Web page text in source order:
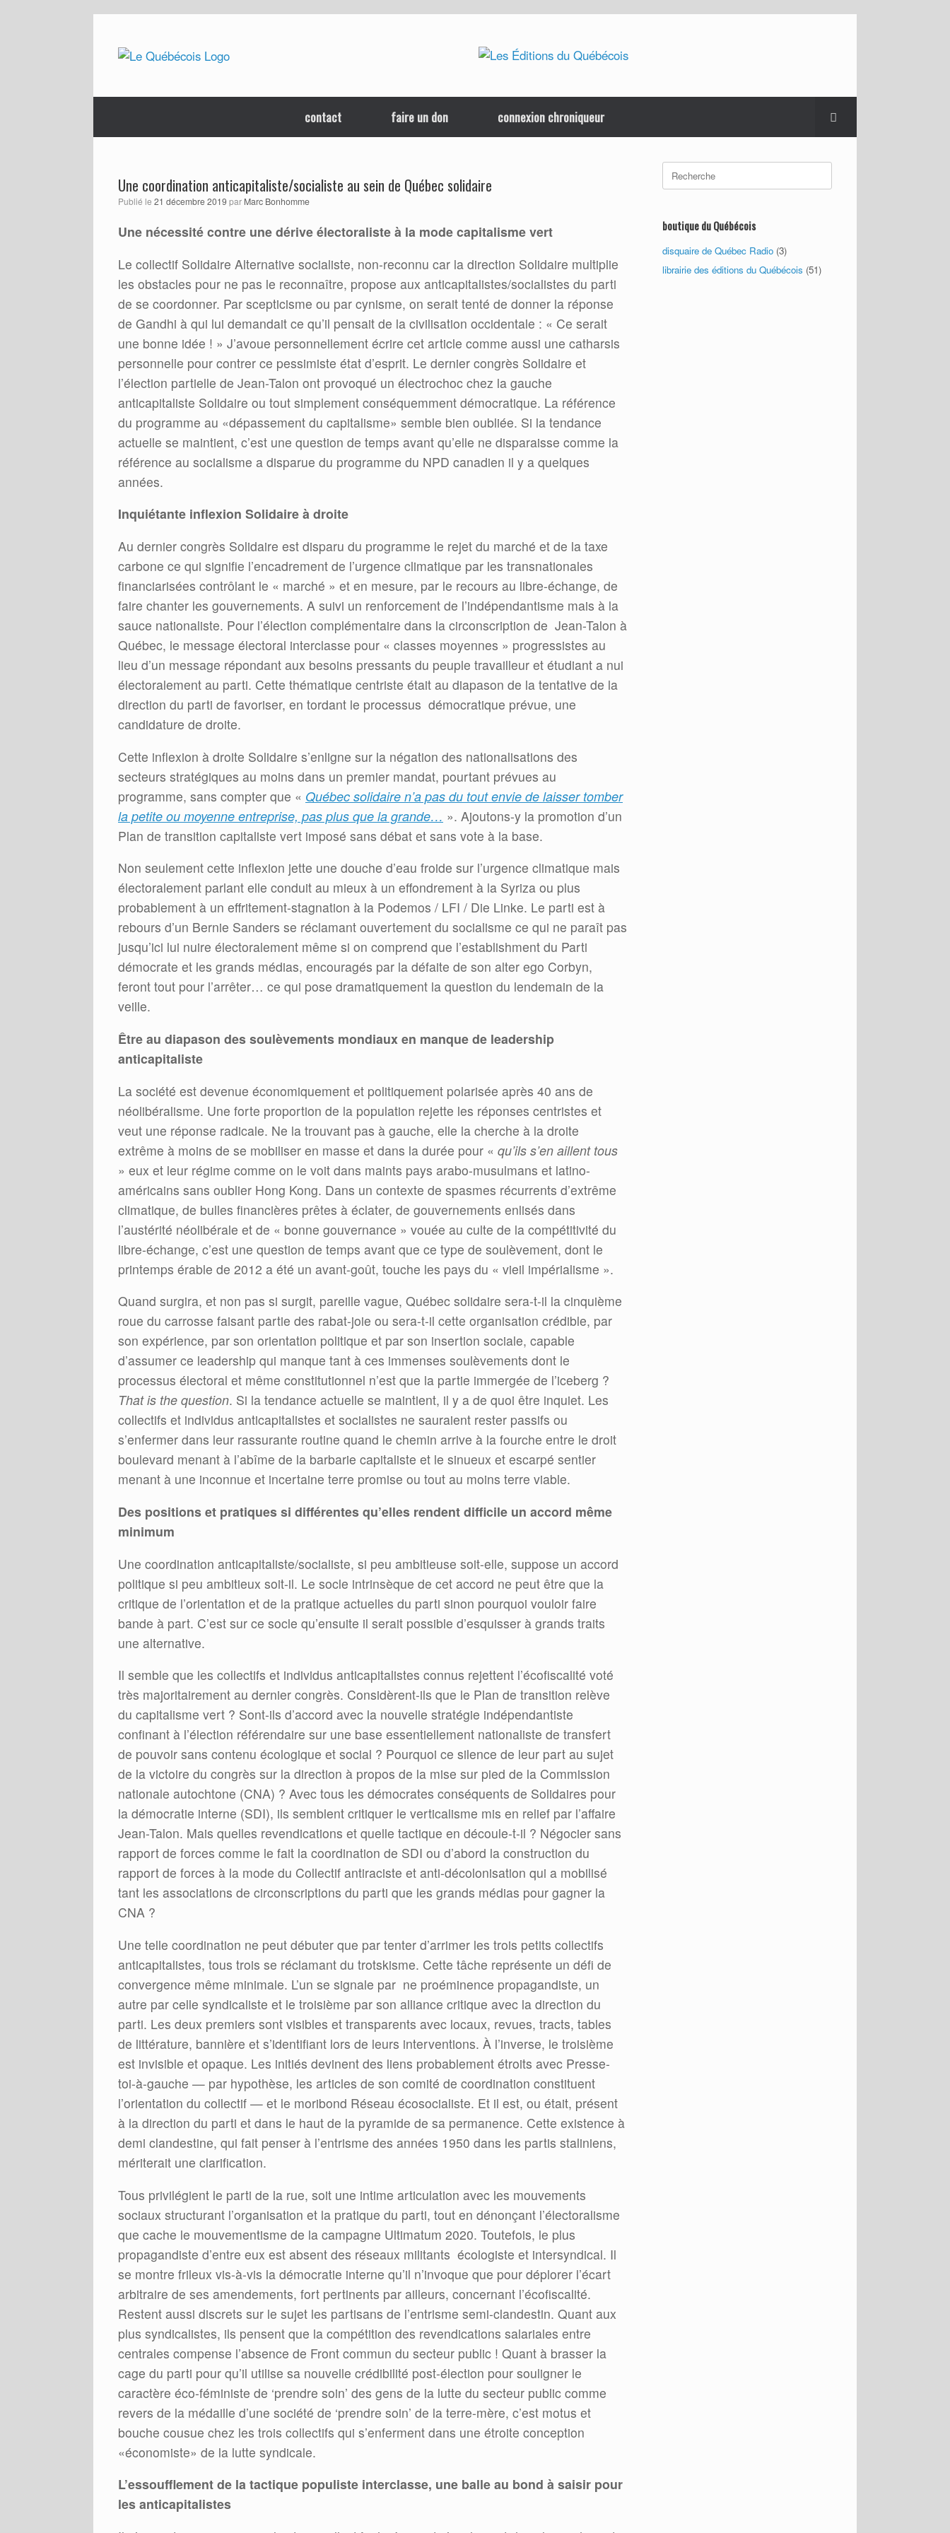
content
contact faire un don connexion chroniqueur
Une coordination anticapitaliste/socialiste au sein de Québec solidaire
Publié le 21 décembre 2019 par Marc Bonhomme
Une nécessité contre une dérive électoraliste à la mode capitalisme vert
Le collectif Solidaire Alternative socialiste, non-reconnu car la direction Solidaire multiplie
les obstacles pour ne pas le reconnaître, propose aux anticapitalistes/socialistes du parti
de se coordonner. Par scepticisme ou par cynisme, on serait tenté de donner la réponse
de Gandhi à qui lui demandait ce qu’il pensait de la civilisation occidentale : « Ce serait
une bonne idée ! » J’avoue personnellement écrire cet article comme aussi une catharsis
personnelle pour contrer ce pessimiste état d’esprit. Le dernier congrès Solidaire et
l’élection partielle de Jean-Talon ont provoqué un électrochoc chez la gauche
anticapitaliste Solidaire ou tout simplement conséquemment démocratique. La référence
du programme au «dépassement du capitalisme» semble bien oubliée. Si la tendance
actuelle se maintient, c’est une question de temps avant qu’elle ne disparaisse comme la
référence au socialisme a disparue du programme du NPD canadien il y a quelques
années.
Inquiétante inflexion Solidaire à droite
Au dernier congrès Solidaire est disparu du programme le rejet du marché et de la taxe
carbone ce qui signifie l’encadrement de l’urgence climatique par les transnationales
financiarisées contrôlant le « marché » et en mesure, par le recours au libre-échange, de
faire chanter les gouvernements. A suivi un renforcement de l’indépendantisme mais à la
sauce nationaliste. Pour l’élection complémentaire dans la circonscription de Jean-Talon à
Québec, le message électoral interclasse pour « classes moyennes » progressistes au
lieu d’un message répondant aux besoins pressants du peuple travailleur et étudiant a nui
électoralement au parti. Cette thématique centriste était au diapason de la tentative de la
direction du parti de favoriser, en tordant le processus démocratique prévue, une
candidature de droite.
Cette inflexion à droite Solidaire s’enligne sur la négation des nationalisations des
secteurs stratégiques au moins dans un premier mandat, pourtant prévues au
programme, sans compter que « Québec solidaire n’a pas du tout envie de laisser tomber
la petite ou moyenne entreprise, pas plus que la grande… ». Ajoutons-y la promotion d’un
Plan de transition capitaliste vert imposé sans débat et sans vote à la base.
Non seulement cette inflexion jette une douche d’eau froide sur l’urgence climatique mais
électoralement parlant elle conduit au mieux à un effondrement à la Syriza ou plus
probablement à un effritement-stagnation à la Podemos / LFI / Die Linke. Le parti est à
rebours d’un Bernie Sanders se réclamant ouvertement du socialisme ce qui ne paraît pas
jusqu’ici lui nuire électoralement même si on comprend que l’establishment du Parti
démocrate et les grands médias, encouragés par la défaite de son alter ego Corbyn,
feront tout pour l’arrêter… ce qui pose dramatiquement la question du lendemain de la
veille.
Être au diapason des soulèvements mondiaux en manque de leadership
anticapitaliste
La société est devenue économiquement et politiquement polarisée après 40 ans de
néolibéralisme. Une forte proportion de la population rejette les réponses centristes et
veut une réponse radicale. Ne la trouvant pas à gauche, elle la cherche à la droite
extrême à moins de se mobiliser en masse et dans la durée pour « qu’ils s’en aillent tous
» eux et leur régime comme on le voit dans maints pays arabo-musulmans et latino-
américains sans oublier Hong Kong. Dans un contexte de spasmes récurrents d’extrême
climatique, de bulles financières prêtes à éclater, de gouvernements enlisés dans
l’austérité néolibérale et de « bonne gouvernance » vouée au culte de la compétitivité du
libre-échange, c’est une question de temps avant que ce type de soulèvement, dont le
printemps érable de 2012 a été un avant-goût, touche les pays du « vieil impérialisme ».
Quand surgira, et non pas si surgit, pareille vague, Québec solidaire sera-t-il la cinquième
roue du carrosse faisant partie des rabat-joie ou sera-t-il cette organisation crédible, par
son expérience, par son orientation politique et par son insertion sociale, capable
d’assumer ce leadership qui manque tant à ces immenses soulèvements dont le
processus électoral et même constitutionnel n’est que la partie immergée de l’iceberg ?
That is the question. Si la tendance actuelle se maintient, il y a de quoi être inquiet. Les
collectifs et individus anticapitalistes et socialistes ne sauraient rester passifs ou
s’enfermer dans leur rassurante routine quand le chemin arrive à la fourche entre le droit
boulevard menant à l’abîme de la barbarie capitaliste et le sinueux et escarpé sentier
menant à une inconnue et incertaine terre promise ou tout au moins terre viable.
Des positions et pratiques si différentes qu’elles rendent difficile un accord même
minimum
Une coordination anticapitaliste/socialiste, si peu ambitieuse soit-elle, suppose un accord
politique si peu ambitieux soit-il. Le socle intrinsèque de cet accord ne peut être que la
critique de l’orientation et de la pratique actuelles du parti sinon pourquoi vouloir faire
bande à part. C’est sur ce socle qu’ensuite il serait possible d’esquisser à grands traits
une alternative.
Il semble que les collectifs et individus anticapitalistes connus rejettent l’écofiscalité voté
très majoritairement au dernier congrès. Considèrent-ils que le Plan de transition relève
du capitalisme vert ? Sont-ils d’accord avec la nouvelle stratégie indépendantiste
confinant à l’élection référendaire sur une base essentiellement nationaliste de transfert
de pouvoir sans contenu écologique et social ? Pourquoi ce silence de leur part au sujet
de la victoire du congrès sur la direction à propos de la mise sur pied de la Commission
nationale autochtone (CNA) ? Avec tous les démocrates conséquents de Solidaires pour
la démocratie interne (SDI), ils semblent critiquer le verticalisme mis en relief par l’affaire
Jean-Talon. Mais quelles revendications et quelle tactique en découle-t-il ? Négocier sans
rapport de forces comme le fait la coordination de SDI ou d’abord la construction du
rapport de forces à la mode du Collectif antiraciste et anti-décolonisation qui a mobilisé
tant les associations de circonscriptions du parti que les grands médias pour gagner la
CNA ?
Une telle coordination ne peut débuter que par tenter d’arrimer les trois petits collectifs
anticapitalistes, tous trois se réclamant du trotskisme. Cette tâche représente un défi de
convergence même minimale. L’un se signale par ne proéminence propagandiste, un
autre par celle syndicaliste et le troisième par son alliance critique avec la direction du
parti. Les deux premiers sont visibles et transparents avec locaux, revues, tracts, tables
de littérature, bannière et s’identifiant lors de leurs interventions. À l’inverse, le troisième
est invisible et opaque. Les initiés devinent des liens probablement étroits avec Presse-
toi-à-gauche — par hypothèse, les articles de son comité de coordination constituent
l’orientation du collectif — et le moribond Réseau écosocialiste. Et il est, ou était, présent
à la direction du parti et dans le haut de la pyramide de sa permanence. Cette existence à
demi clandestine, qui fait penser à l’entrisme des années 1950 dans les partis staliniens,
mériterait une clarification.
Tous privilégient le parti de la rue, soit une intime articulation avec les mouvements
sociaux structurant l’organisation et la pratique du parti, tout en dénonçant l’électoralisme
que cache le mouvementisme de la campagne Ultimatum 2020. Toutefois, le plus
propagandiste d’entre eux est absent des réseaux militants écologiste et intersyndical. Il
se montre frileux vis-à-vis la démocratie interne qu’il n’invoque que pour déplorer l’écart
arbitraire de ses amendements, fort pertinents par ailleurs, concernant l’écofiscalité.
Restent aussi discrets sur le sujet les partisans de l’entrisme semi-clandestin. Quant aux
plus syndicalistes, ils pensent que la compétition des revendications salariales entre
centrales compense l’absence de Front commun du secteur public ! Quant à brasser la
cage du parti pour qu’il utilise sa nouvelle crédibilité post-élection pour souligner le
caractère éco-féministe de ‘prendre soin’ des gens de la lutte du secteur public comme
revers de la médaille d’une société de ‘prendre soin’ de la terre-mère, c’est motus et
bouche cousue chez les trois collectifs qui s’enferment dans une étroite conception
«économiste» de la lutte syndicale.
L’essoufflement de la tactique populiste interclasse, une balle au bond à saisir pour
les anticapitalistes
Search
for:
boutique du Québécois
disquaire de Québec Radio (3)
librairie des éditions du Québécois (51)